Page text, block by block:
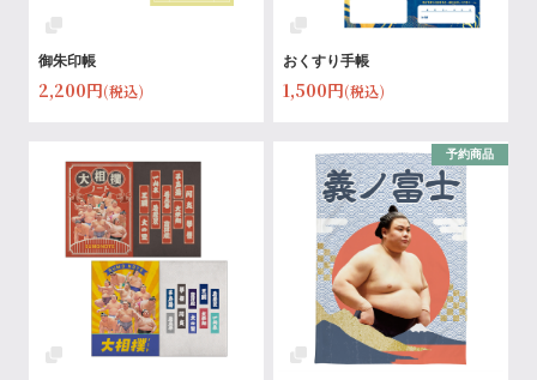
御朱印帳
2,200円(税込)
おくすり手帳
1,500円(税込)
予約商品